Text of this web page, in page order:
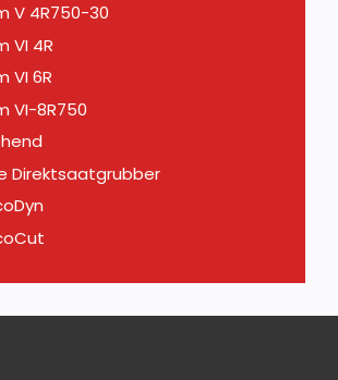
V 4R750-30
VI 4R
VI 6R
VI-8R750
Direktsaatgrubber